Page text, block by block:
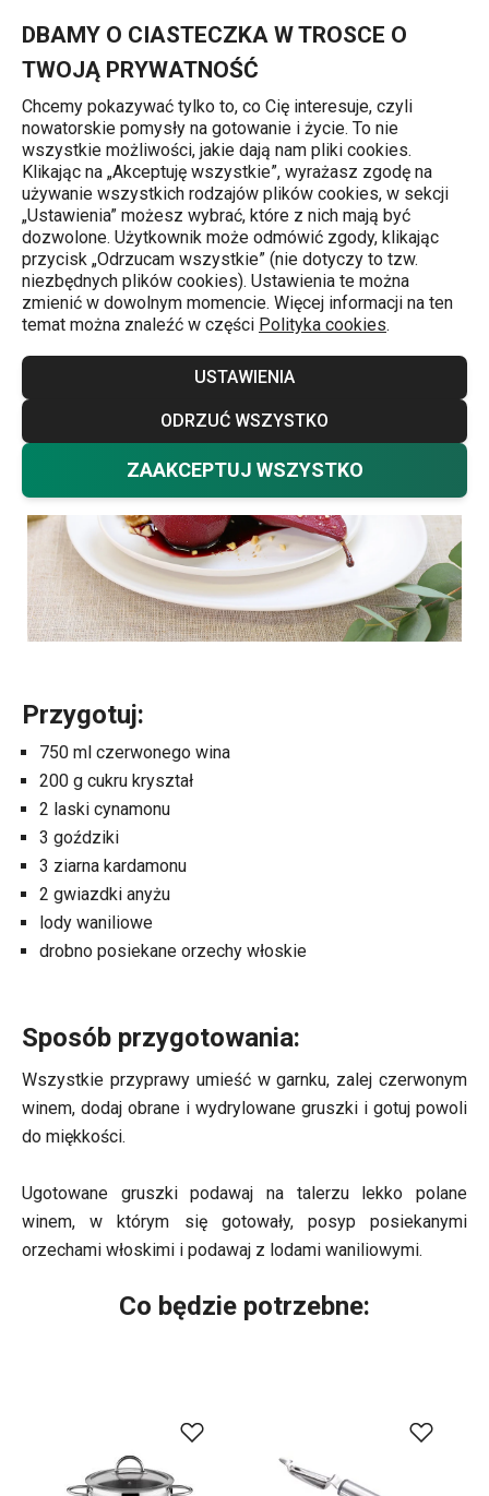
DBAMY O CIASTECZKA W TROSCE O
TWOJĄ PRYWATNOŚĆ
Chcemy pokazywać tylko to, co Cię interesuje, czyli
nowatorskie pomysły na gotowanie i życie. To nie
wszystkie możliwości, jakie dają nam pliki cookies.
Klikając na „Akceptuję wszystkie”, wyrażasz zgodę na
używanie wszystkich rodzajów plików cookies, w sekcji
„Ustawienia” możesz wybrać, które z nich mają być
dozwolone. Użytkownik może odmówić zgody, klikając
przycisk „Odrzucam wszystkie” (nie dotyczy to tzw.
niezbędnych plików cookies). Ustawienia te można
zmienić w dowolnym momencie. Więcej informacji na ten
temat można znaleźć w części Polityka cookies.
USTAWIENIA
ODRZUĆ WSZYSTKO
ZAAKCEPTUJ WSZYSTKO
Przepisy
Gruszka na winie z
lodami waniliowymi
Przepisy 1.12.2025
Przygotuj:
750 ml czerwonego wina
200 g cukru kryształ
2 laski cynamonu
3 goździki
3 ziarna kardamonu
2 gwiazdki anyżu
lody waniliowe
drobno posiekane orzechy włoskie
Sposób przygotowania:
Wszystkie przyprawy umieść w garnku, zalej czerwonym
winem, dodaj obrane i wydrylowane gruszki i gotuj powoli
do miękkości.
Ugotowane gruszki podawaj na talerzu lekko polane
winem, w którym się gotowały, posyp posiekanymi
orzechami włoskimi i podawaj z lodami waniliowymi.
Co będzie potrzebne: